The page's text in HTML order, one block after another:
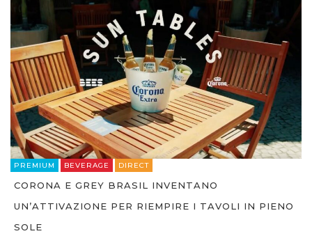
PREMIUM BEVERAGE DIRECT
CORONA E GREY BRASIL INVENTANO
UN’ATTIVAZIONE PER RIEMPIRE I TAVOLI IN PIENO
SOLE